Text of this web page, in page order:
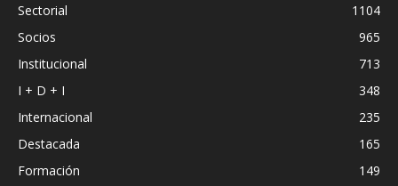
Sectorial
1104
Socios
965
Institucional
713
I + D + I
348
Internacional
235
Destacada
165
Formación
149